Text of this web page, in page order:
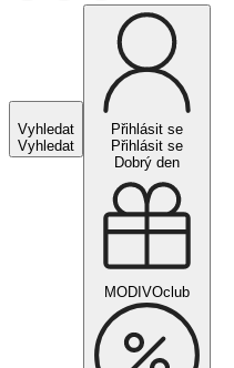
Vyhledat
Vyhledat
Přihlásit se
Přihlásit se
Dobrý den
MODIVOclub